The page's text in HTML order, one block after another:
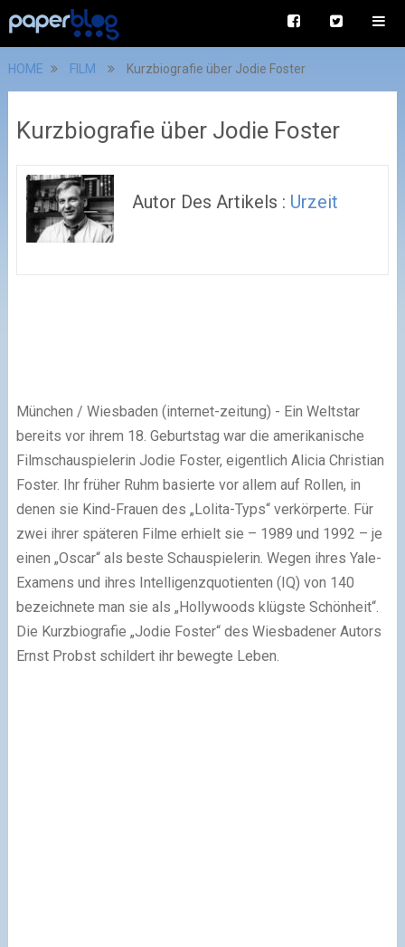
HOME FILM Kurzbiografie über Jodie Foster
Kurzbiografie über Jodie Foster
Autor Des Artikels : Urzeit
München / Wiesbaden (internet-zeitung) - Ein Weltstar
bereits vor ihrem 18. Geburtstag war die amerikanische
Filmschauspielerin Jodie Foster, eigentlich Alicia Christian
Foster. Ihr früher Ruhm basierte vor allem auf Rollen, in
denen sie Kind-Frauen des „Lolita-Typs“ verkörperte. Für
zwei ihrer späteren Filme erhielt sie – 1989 und 1992 – je
einen „Oscar“ als beste Schauspielerin. Wegen ihres Yale-
Examens und ihres Intelligenzquotienten (IQ) von 140
bezeichnete man sie als „Hollywoods klügste Schönheit“.
Die Kurzbiografie „Jodie Foster“ des Wiesbadener Autors
Ernst Probst schildert ihr bewegte Leben.